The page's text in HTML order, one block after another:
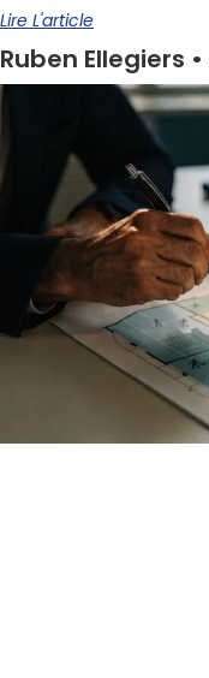
Lire L'article
Ruben Ellegiers